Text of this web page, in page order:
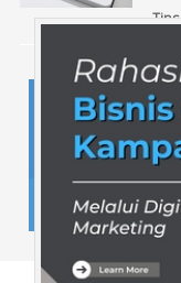
Tips